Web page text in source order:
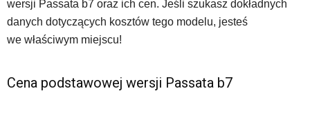
wersji Passata b7 oraz ich cen. Jeśli szukasz dokładnych
danych dotyczących kosztów tego modelu, jesteś
we właściwym miejscu!
Cena podstawowej wersji Passata b7